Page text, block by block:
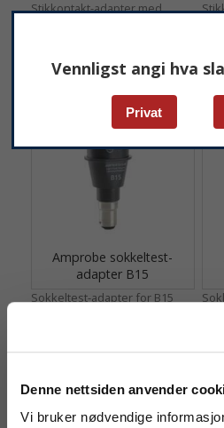
Denne nettsiden anvender
Vi bruker nødvendige
Vennligst angi hva
Privat
Stikkontakt-adapter med
381 kr
Amprobe sokkeltest-
adapter B15
Sokkeltest-adapter for B15
214 kr 214